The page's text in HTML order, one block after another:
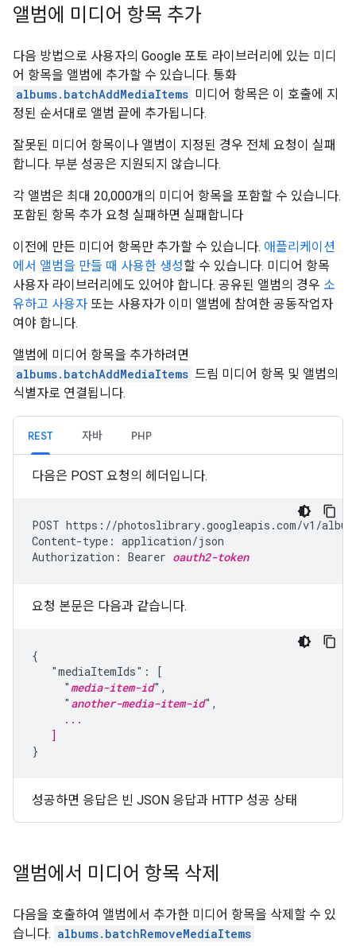
앨범에 미디어 항목 추가
다음 방법으로 사용자의 Google 포토 라이브러리에 있는 미디
어 항목을 앨범에 추가할 수 있습니다. 통화
albums.batchAddMediaItems 미디어 항목은 이 호출에 지
정된 순서대로 앨범 끝에 추가됩니다.
잘못된 미디어 항목이나 앨범이 지정된 경우 전체 요청이 실패
합니다. 부분 성공은 지원되지 않습니다.
각 앨범은 최대 20,000개의 미디어 항목을 포함할 수 있습니다.
포함된 항목 추가 요청 실패하면 실패합니다
이전에 만든 미디어 항목만 추가할 수 있습니다. 애플리케이션
에서 앨범을 만들 때 사용한 생성할 수 있습니다. 미디어 항목
사용자 라이브러리에도 있어야 합니다. 공유된 앨범의 경우 소
유하고 사용자 또는 사용자가 이미 앨범에 참여한 공동작업자
여야 합니다.
앨범에 미디어 항목을 추가하려면
albums.batchAddMediaItems 드림 미디어 항목 및 앨범의
식별자로 연결됩니다.
REST 자바 PHP
다음은 POST 요청의 헤더입니다.
POST https://photoslibrary.googleapis.com/v1/
Content-type: application/json
Authorization: Bearer oauth2-token
요청 본문은 다음과 같습니다.
{
   "mediaItemIds": [
     "
media-item-id",
     "
another-media-item-id
     ...
   ]
}
성공하면 응답은 빈 JSON 응답과 HTTP 성공 상태
앨범에서 미디어 항목 삭제
다음을 호출하여 앨범에서 추가한 미디어 항목을 삭제할 수 있
습니다. albums.batchRemoveMediaItems